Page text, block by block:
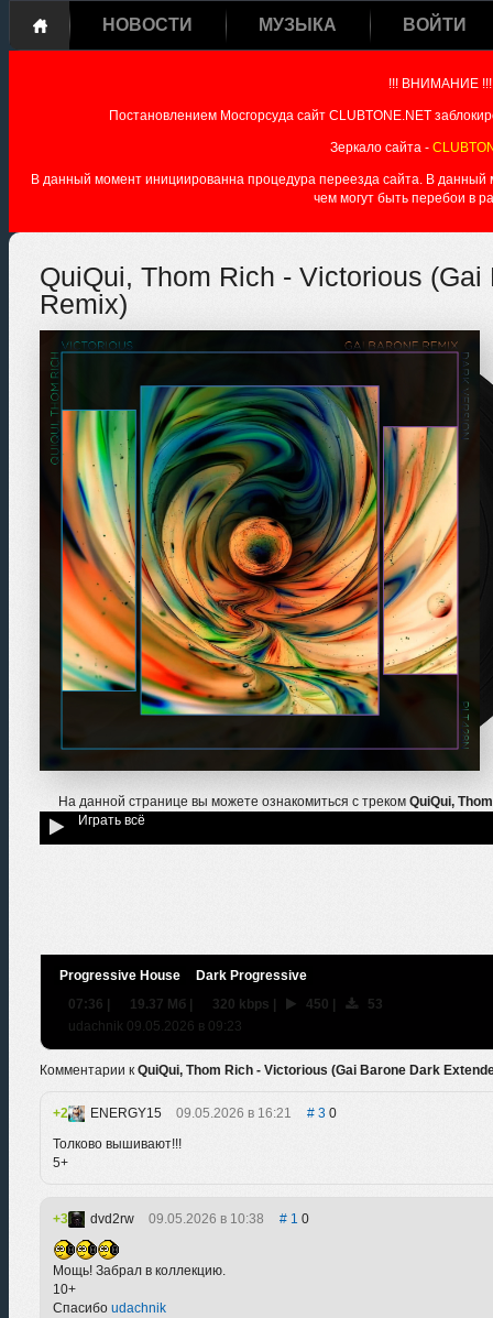
НОВОСТИ МУЗЫКА ВОЙТИ
!!! ВНИМАНИЕ !!!
Постановлением Мосгорсуда сайт CLUBTONE.NET
Зеркало сайта -
В данный момент инициированна процедура переезда сайта. В данный
чем могут быть перебои в
QuiQui, Thom Rich - Victorious
Remix)
На данной странице вы можете ознакомиться с треком QuiQui,
Играть всё
Progressive House
Dark Progressive
07:36 | 19.37 Мб | 320 kbps | 450 |
53
udachnik 09.05.2026 в 09:23
Комментарии к QuiQui, Thom Rich - Victorious (Gai Barone Dark
2 ENERGY15 09.05.2026 в 16:21 30
Толково вышивают!!!
5+
3 dvd2rw 09.05.2026 в 10:38 1 0
Мощь! Забрал в коллекцию.
10+
Спасибо udachnik